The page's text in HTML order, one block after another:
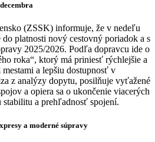
(ZSSK) informuje, že v nedeľu
do platnosti nový cestovný poriadok a s
2025/2026. Podľa dopravcu ide o
roka“, ktorý má priniesť rýchlejšie a
a lepšiu dostupnosť v
z analýzy dopytu, posilňuje vyťažené
a opiera sa o ukončenie viacerých
a prehľadnosť spojení.
a moderné súpravy